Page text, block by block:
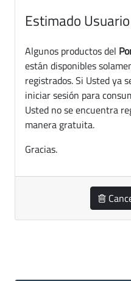
Estimado Usuario
Algunos productos del
están disponibles
registrados. Si Usted ya
iniciar sesión para
Usted no se encuentra
manera gratuita.
Gracias.